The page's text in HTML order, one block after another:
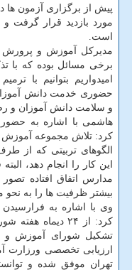
مورد بازدید قرار گرفت
است.
مدیرکل آموزش و پرورش
برخی مسائل بوده که با
امیدواریم بتوانیم با
حضوری خدمت دانش آموزان
و سلامت دانش آموزان و
هاشمی با اشاره به
کرد: تلاش مجموعه آموزش
الگوهای تربیتی که از
این کار را انجام دهد،
مدارس اتفاق افتاده
بیشتر ظرفیت ها را به نحو
وی با اشاره به
کرد: از ۲۴ دیماه
تشکیل شورای آموزش و
ارزیابی تخصصی ورزارت
تهران موفق شده و